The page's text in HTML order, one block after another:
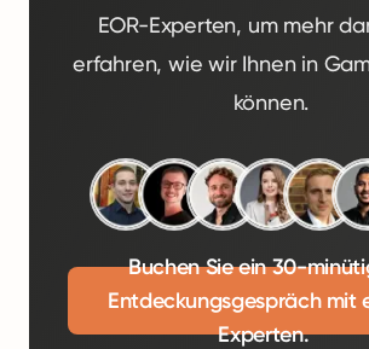
EOR-Experten, um mehr
erfahren, wie wir Ihnen in
können.
Buchen Sie ein 30-
Entdeckungsgespräch mit
Experten.